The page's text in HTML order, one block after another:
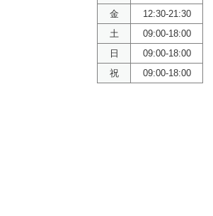
金
12:30-21:30
土
09:00-18:00
日
09:00-18:00
祝
09:00-18:00